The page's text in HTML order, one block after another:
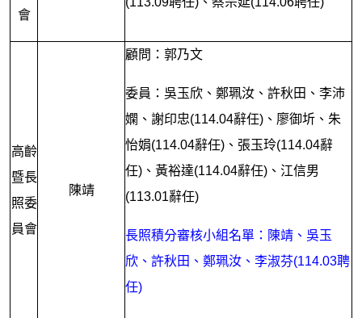
會
高齡
暨長
照委
員會
陳靖
顧問：郭乃文
委員：吳玉欣、鄭珮汝、許秋田、李沛
嫻、謝印忠(114.04辭任)、廖御圻、朱
怡娟(114.04辭任)、張玉玲(114.04辭
任)、黃裕達(114.04辭任)、 江信男
(113.01辭任)
長照積分審核小組名單：陳靖、吳玉
欣、許秋田、鄭珮汝、李淑芬(114.03聘
任)